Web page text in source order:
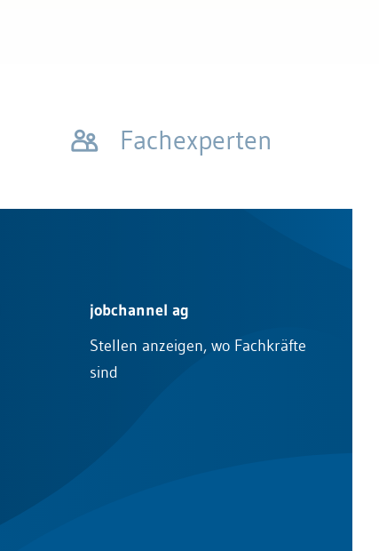
Fachexperten
jobchannel ag
Stellen anzeigen, wo Fachkräfte
sind